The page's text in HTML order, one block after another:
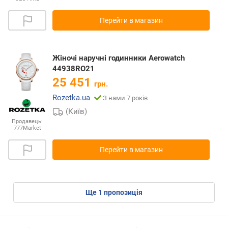
Перейти в магазин
Продавець:
777Market
Жіночі наручні годинники Aerowatch
44938RO21
25 451 грн.
Rozetka.ua
З нами 7 років
(Київ)
Перейти в магазин
ще 1 пропозиція